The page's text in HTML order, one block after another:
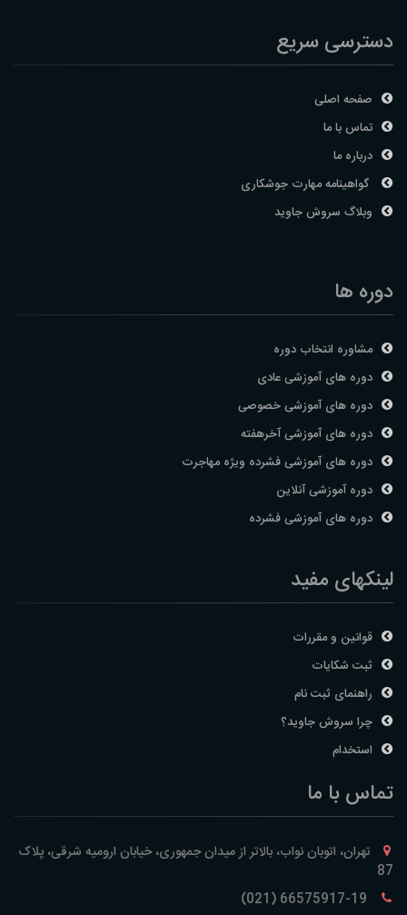
دسترسی سریع
صفحه اصلی
تماس با ما
درباره ما
گواهینامه مهارت جوشکاری
وبلاگ سروش جاوید
دوره ها
مشاوره انتخاب دوره
دوره های آموزشی عادی
دوره های آموزشی خصوصی
دوره های آموزشی آخرهفته
دوره های آموزشی فشرده ویژه مهاجرت
دوره آموزشی آنلاین
دوره های آموزشی فشرده
لینکهای مفید
قوانین و مقررات
ثبت شکایات
راهنمای ثبت نام
چرا سروش جاوید؟
استخدام
تماس با ما
تهران، اتوبان نواب، بالاتر از میدان جمهوری، خیابان ارومیه شرقی، پلاک
87